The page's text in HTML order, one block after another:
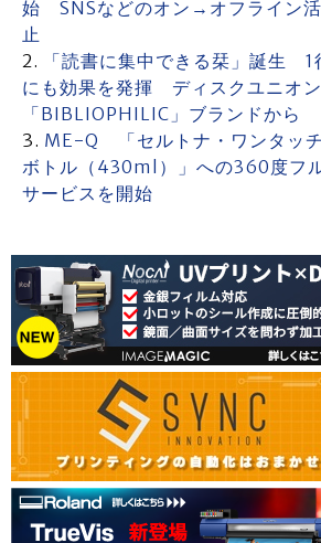
始 SNSなどのオン→オフライン
止
「読書に集中できる栞」誕生 1
にも効果を発揮 ディスクユニオ
「BIBLIOPHILIC」ブランドから
ME-Q 「セルトナ・ワンタッ
ボトル（430ml）」への360度フ
サービスを開始